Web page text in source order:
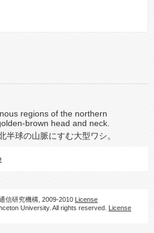
regions of the northern
brown head and neck.
半球の山脈にすむ大型ワシ。
信研究機構, 2009-2010 License
University. All rights reserved. License